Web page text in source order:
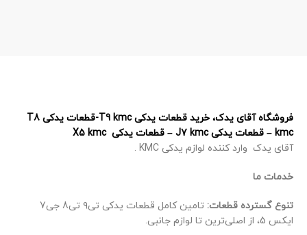
فروشگاه آقای یدک، خرید قطعات یدکی T9 kmc-قطعات یدکی T8
kmc – قطعات یدکی J7 kmc – قطعات یدکی X5 kmc
آقای یدک وارد کننده لوازم یدکی KMC .
خدمات ما
تنوع گسترده قطعات:
تامین کامل قطعات یدکی تی۹ تی8 جی7
ایکس 5، از اصلی‌ترین تا لوازم جانبی.